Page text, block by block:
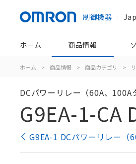
制御機器
ホーム 商品情報
ホーム > 商品情報 > 商品カテゴリ >
DCパワーリレー（60A、100A
G9EA-1-CA
G9EA-1 DCパワーリレー（